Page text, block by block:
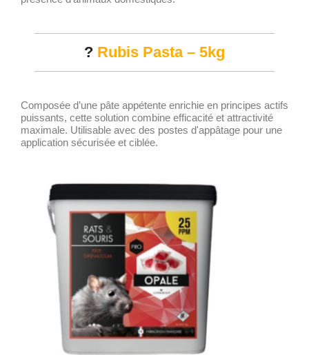
? Rubis Pasta – 5kg
Composée d’une pâte appétente enrichie en principes actifs
puissants, cette solution combine efficacité et attractivité
maximale. Utilisable avec des postes d'appâtage pour une
application sécurisée et ciblée.